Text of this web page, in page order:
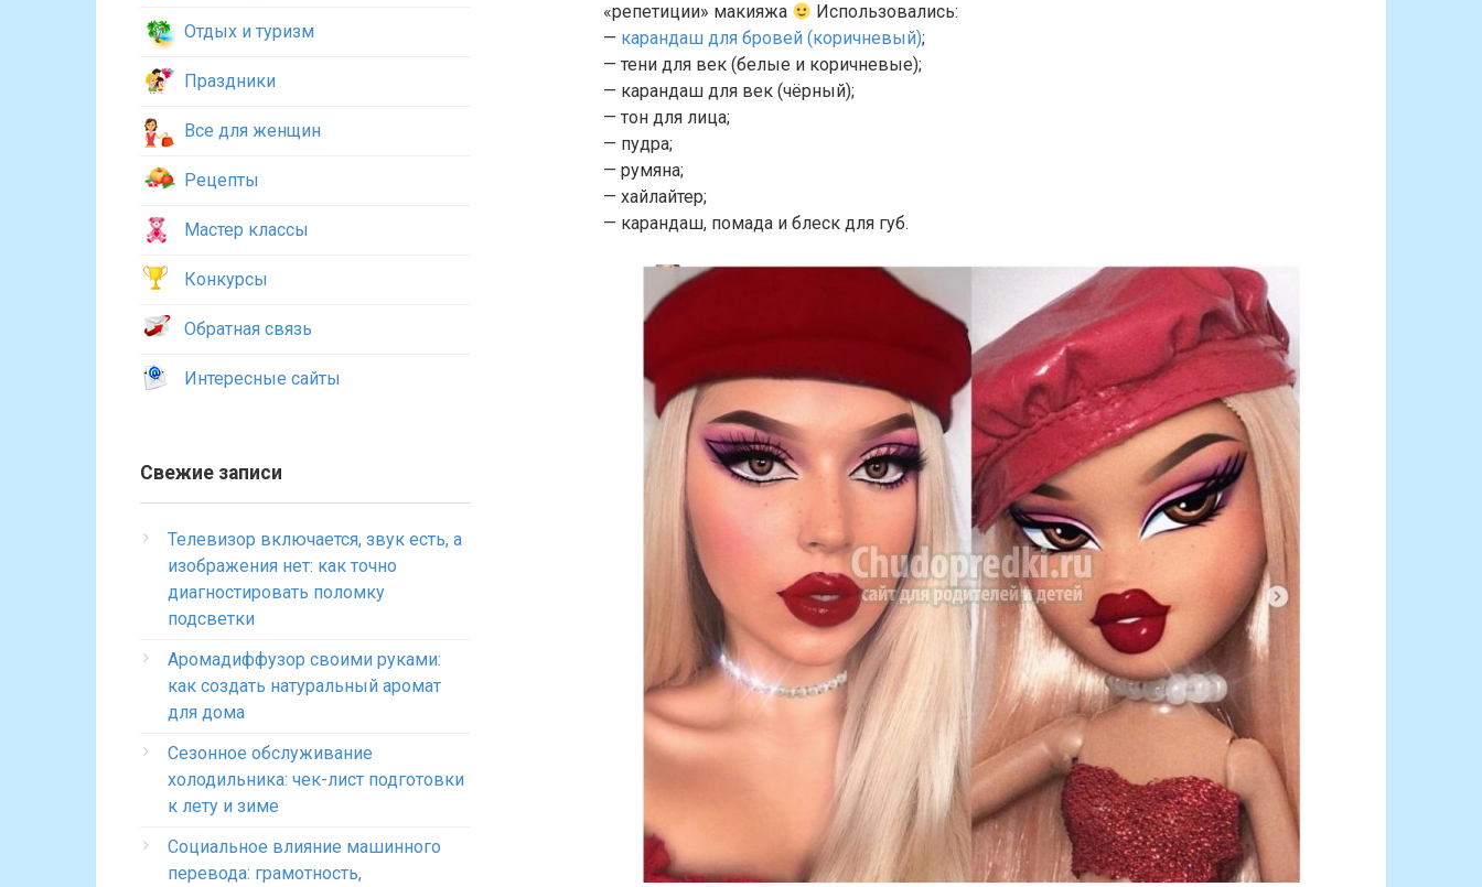
«репетиции» макияжа
Использовались:
— карандаш для бровей (коричневый);
— тени для век (белые и коричневые);
— карандаш для век (чёрный);
— тон для лица;
— пудра;
— румяна;
— хайлайтер;
— карандаш, помада и блеск для губ.
Отдых и туризм
Праздники
Все для женщин
Рецепты
Мастер классы
Конкурсы
Обратная связь
Интересные сайты
Свежие записи
Телевизор включается, звук есть, а
изображения нет: как точно
диагностировать поломку
подсветки
Аромадиффузор своими руками:
как создать натуральный аромат
для дома
Сезонное обслуживание
холодильника: чек-лист подготовки
к лету и зиме
Социальное влияние машинного
перевода: грамотность,